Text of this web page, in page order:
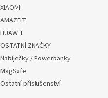
XIAOMI
AMAZFIT
HUAWEI
OSTATNÍ ZNAČKY
Nabíječky / Powerbanky
MagSafe
Ostatní příslušenství